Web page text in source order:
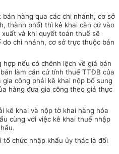
hàng qua các chi nhánh, cơ sở
thành phố) thì kê khai căn cứ vào
và khi quyết toán thuế sẽ
chi nhánh, cơ sở trực thuộc bán
nếu có chênh lệch về giá bán
làm căn cứ tính thuế TTĐB của
công phải kê khai nộp bổ sung
hàng đưa gia công theo giá thực
kê khai và nộp tờ khai hàng hóa
cùng với việc kê khai thuế nhập
chức nhập khẩu ủy thác là đối